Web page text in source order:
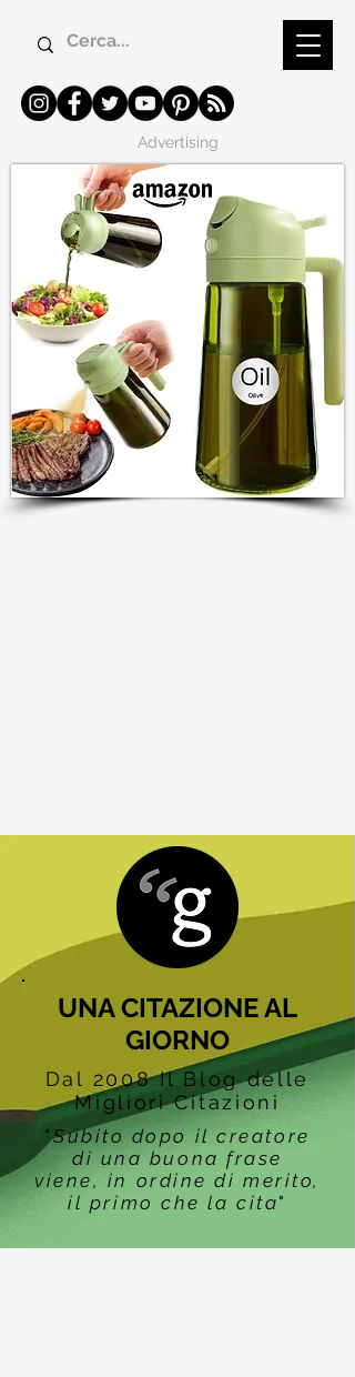
Advertising
UNA CITAZIONE AL
GIORNO
Dal 2008 Il Blog delle
Migliori Citazioni
"Subito dopo il creatore
di una buona frase
viene, in ordine di merito,
il primo che la cita"